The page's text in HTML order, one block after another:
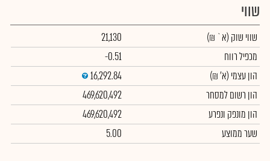
שווי
שווי שוק (א` ₪)
21,130
מכפיל רווח
-0.51
הון עצמי (א' ₪)
16,292.84
הון רשום למסחר
469,620,492
הון מונפק ונפרע
469,620,492
שער ממוצע
5.00